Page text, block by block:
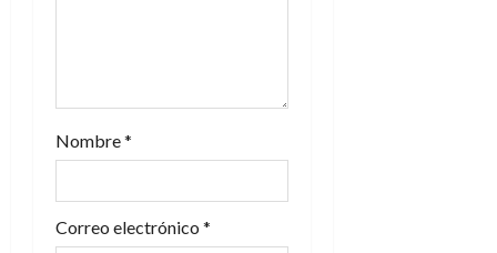
a
d
a
Nombre*
Correo electrónico *